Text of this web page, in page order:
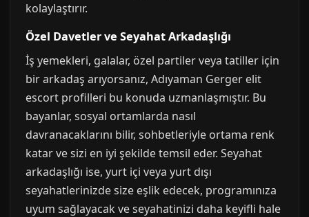
kolaylaştırır.
Özel Davetler ve Seyahat Arkadaşlığı
İş yemekleri, galalar, özel partiler veya tatiller için
bir arkadaş arıyorsanız, Adıyaman Gerger elit
escort profilleri bu konuda uzmanlaşmıştır. Bu
bayanlar, sosyal ortamlarda nasıl
davranacaklarını bilir, sohbetleriyle ortama renk
katar ve sizi en iyi şekilde temsil eder. Seyahat
arkadaşlığı ise, yurt içi veya yurt dışı
seyahatlerinizde size eşlik edecek, programınıza
uyum sağlayacak ve seyahatinizi daha keyifli hale